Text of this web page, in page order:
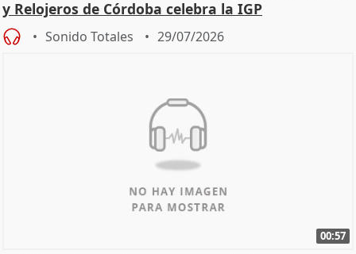
y Relojeros de Córdoba celebra la IGP
Sonido Totales 29/07/2026
00:57